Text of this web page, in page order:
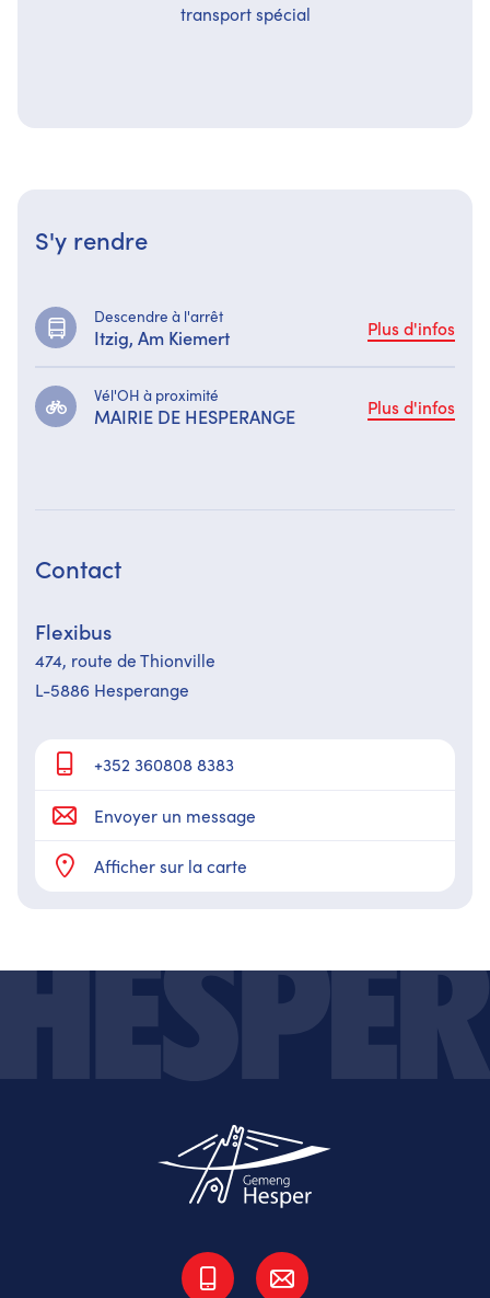
transport spécial
S'y rendre
Descendre à l'arrêt
Itzig, Am Kiemert Plus d'infos
Vél'OH à proximité
MAIRIE DE HESPERANGE Plus d'infos
Contact
Flexibus
474,​ route de Thionville
L-5886 Hesperange
+352 360808 8383
Envoyer un message
Afficher sur la carte